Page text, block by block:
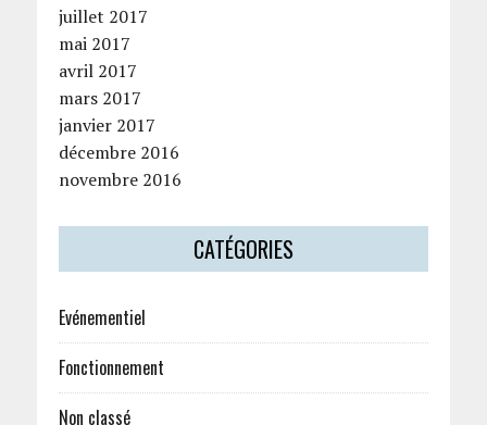
juillet 2017
mai 2017
avril 2017
mars 2017
janvier 2017
décembre 2016
novembre 2016
CATÉGORIES
Evénementiel
Fonctionnement
Non classé